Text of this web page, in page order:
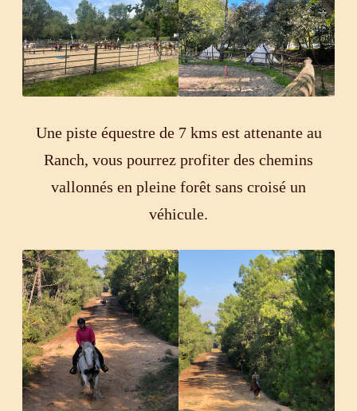
Une piste équestre de 7 kms est attenante au
Ranch, vous pourrez profiter des chemins
vallonnés en pleine forêt sans croisé un
véhicule.